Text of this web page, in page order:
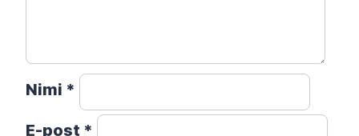
Nimi *
E-post *